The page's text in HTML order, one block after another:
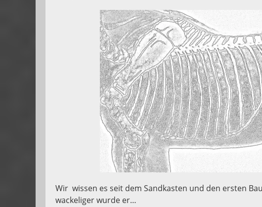
Wir wissen es seit dem Sandkasten und den ersten
wackeliger wurde er…